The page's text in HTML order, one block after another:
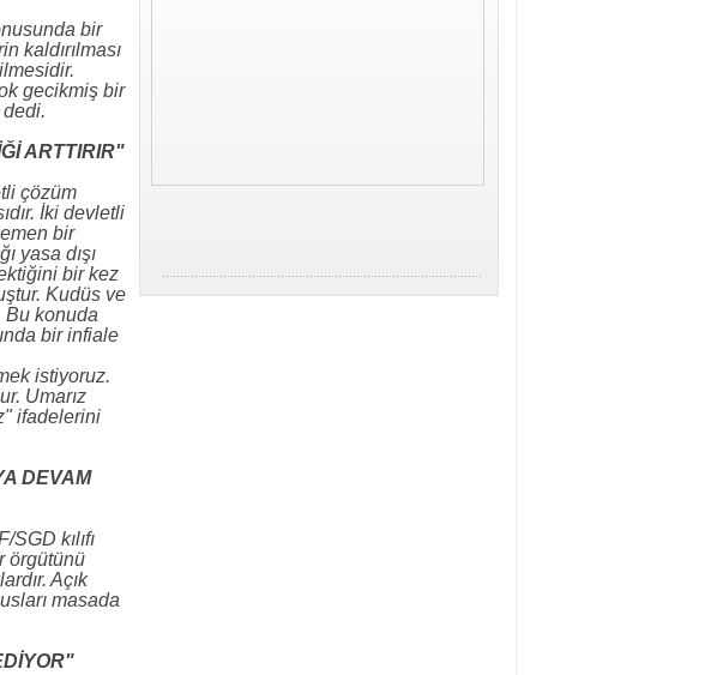
bir
kaldırılması
gecikmiş bir
ARTTIRIR"
çözüm
İki devletli
bir
yasa dışı
bir kez
Kudüs ve
Bu konuda
bir infiale
istiyoruz.
Umarız
ifadelerini
DEVAM
kılıfı
örgütünü
Açık
masada